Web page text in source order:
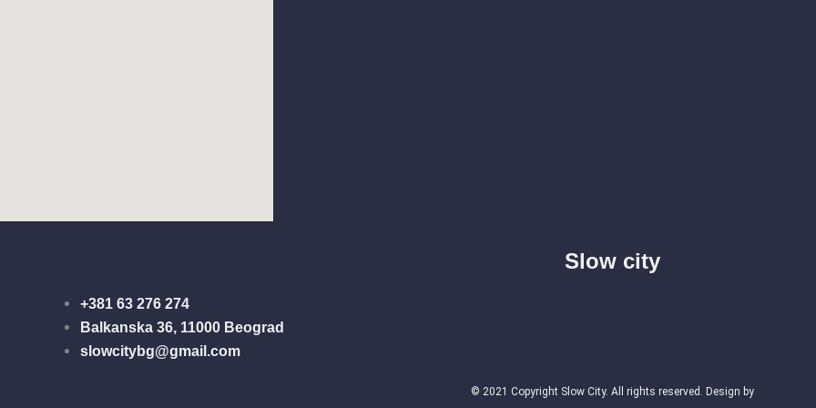
Slow city
+381 63 276 274​
Balkanska 36, 11000 Beograd​
slowcitybg@gmail.com
© 2021 Copyright Slow City. All rights reserved. Design by